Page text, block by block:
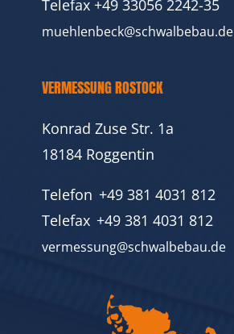
Telefax +49 33056 2242-35
muehlenbeck@schwalbebau.de
VERMESSUNG ROSTOCK
Konrad Zuse Str. 1a
18184 Roggentin
Telefon +49 381 4031 812
Telefax +49 381 4031 812
vermessung@schwalbebau.de